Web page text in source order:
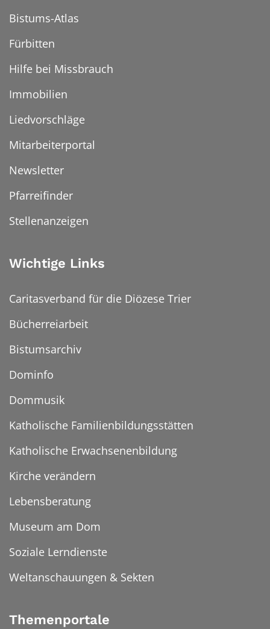
Bistums-Atlas
Fürbitten
Hilfe bei Missbrauch
Immobilien
Liedvorschläge
Mitarbeiterportal
Newsletter
Pfarreifinder
Stellenanzeigen
Wichtige Links
Caritasverband für die Diözese Trier
Bücherreiarbeit
Bistumsarchiv
Dominfo
Dommusik
Katholische Familienbildungsstätten
Katholische Erwachsenenbildung
Kirche verändern
Lebensberatung
Museum am Dom
Soziale Lerndienste
Weltanschauungen & Sekten
Themenportale